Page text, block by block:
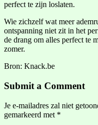
perfect te zijn loslaten.
Wie zichzelf wat meer
ontspanning niet zit in het
de drang om alles perfect te
zomer.
Bron: Knack.be
Submit a Comment
Je e-mailadres zal niet
gemarkeerd met *